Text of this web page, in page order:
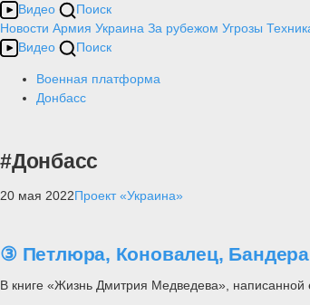
Видео
Поиск
Новости Армия Украина За рубежом Угрозы
Видео
Поиск
Военная платформа
Донбасс
#Донбасс
20 мая 2022Проект «Украина»
③ Петлюра, Коновалец,
В книге «Жизнь Дмитрия Медведева», написанной